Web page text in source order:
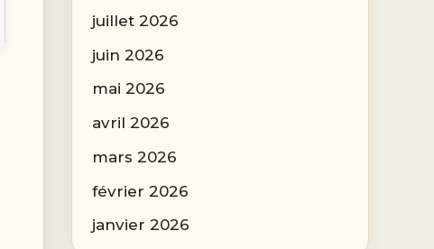
juillet 2026
juin 2026
mai 2026
avril 2026
mars 2026
février 2026
janvier 2026